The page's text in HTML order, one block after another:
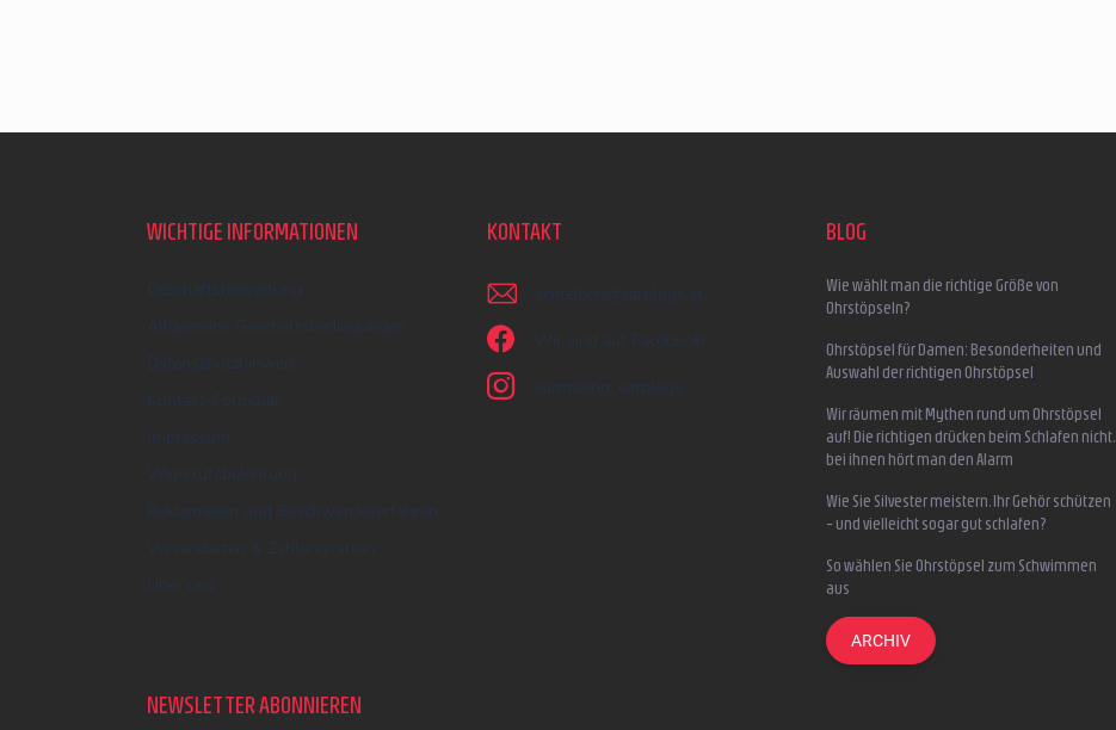
WICHTIGE INFORMATIONEN
Geschäftsbewertung
Allgemeine Geschäftsbedingungen
Datenschutzhinweis
Kontakt-Formular
Impressum
Widerrufsbelehrung
Reklamation und Beschwerdeverfahren
Versandarten & Zahlungsarten
Über uns
KONTAKT
schreiben @ earplugs.at
Wir sind auf Facebook!
earmazing_earplugs
BLOG
Wie wählt man die richtige Größe von
Ohrstöpseln?
Ohrstöpsel für Damen: Besonderheiten und
Auswahl der richtigen Ohrstöpsel
Wir räumen mit Mythen rund um Ohrstöpsel
auf! Die richtigen drücken beim Schlafen nicht,
bei ihnen hört man den Alarm
Wie Sie Silvester meistern, Ihr Gehör schützen
– und vielleicht sogar gut schlafen?
So wählen Sie Ohrstöpsel zum Schwimmen
aus
ARCHIV
NEWSLETTER ABONNIEREN